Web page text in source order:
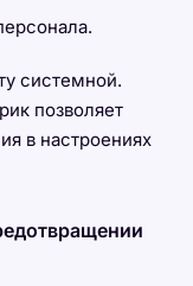
системной.
позволяет
в настроениях